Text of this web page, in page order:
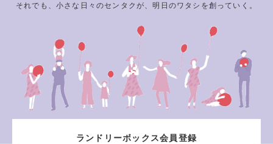
それでも、小さな日々のセンタクが、明日のワタシを創っていく。
ランドリーボックス会員登録